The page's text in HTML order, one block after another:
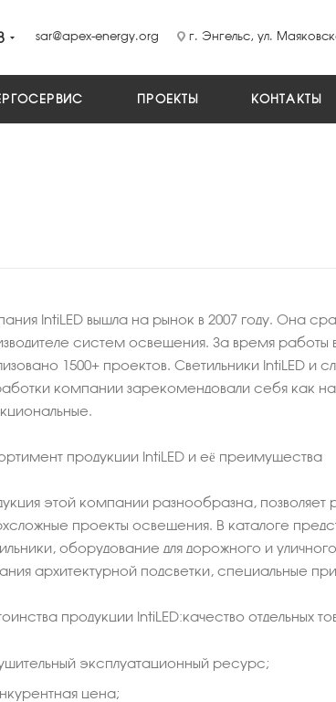
sar@apex-energy.org г. Энгельс, ул.
ПРОЕКТЫ КОНТАКТЫ
IntiLED вышла на рынок в 2007 году. Она
систем освещения. За время работы
1500+ проектов. Светильники IntiLED и
компании зарекомендовали себя как
продукции IntiLED и её преимущества
этой компании разнообразна, позволяет
проекты освещения. В каталоге
оборудование для дорожного и
архитектурной подсветки, специальные
продукции IntiLED:качество отдельных
эксплуатационный ресурс;
цена;